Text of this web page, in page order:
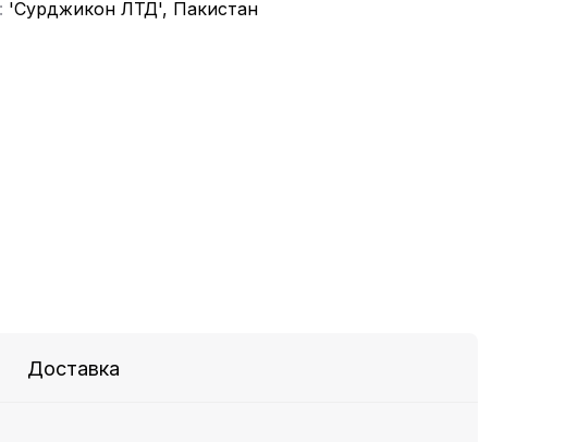
'Сурджикон ЛТД', Пакистан
Доставка